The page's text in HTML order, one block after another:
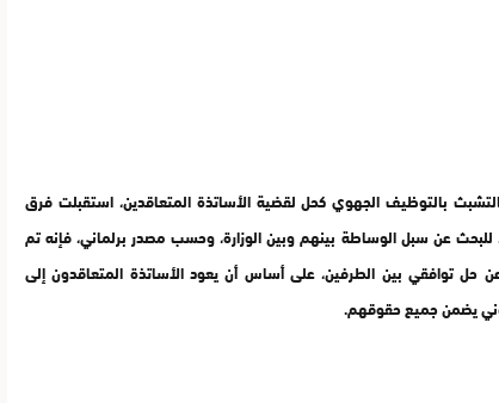
بالتشبث بالتوظيف الجهوي كحل لقضية الأساتذة المتعاقدين، استقبلت فرق
للبحث عن سبل الوساطة بينهم وبين الوزارة، وحسب مصدر برلماني، فإنه تم
حل توافقي بين الطرفين، على أساس أن يعود الأساتذة المتعاقدون إلى
يضمن جميع حقوقهم.